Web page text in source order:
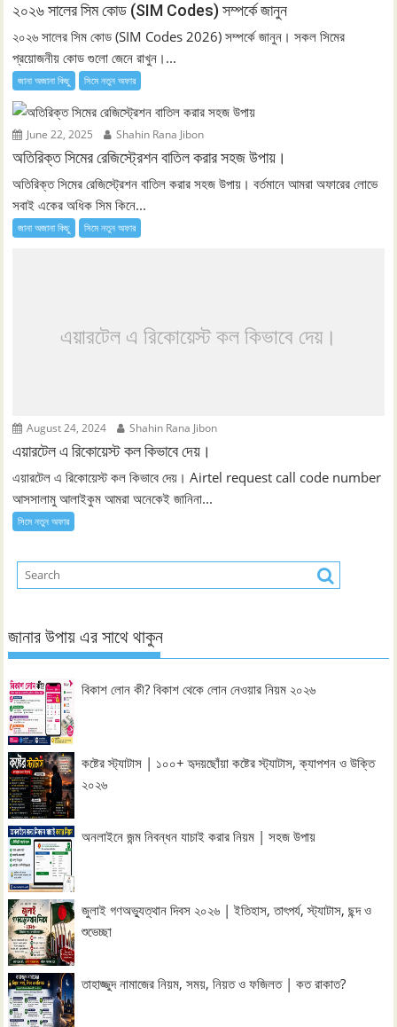
২০২৬ সালের সিম কোড (SIM Codes) সম্পর্কে জানুন
২০২৬ সালের সিম কোড (SIM Codes 2026) সম্পর্কে জানুন। সকল সিমের
প্রয়োজনীয় কোড গুলো জেনে রাখুন।...
জানা অজানা কিছু সিমে নতুন ‍অফার
June 22, 2025 Shahin Rana Jibon
অতিরিক্ত সিমের রেজিস্ট্রেশন বাতিল করার সহজ উপায়।
অতিরিক্ত সিমের রেজিস্ট্রেশন বাতিল করার সহজ উপায়। বর্তমানে আমরা অফারের লোভে
সবাই একের অধিক সিম কিনে...
জানা অজানা কিছু সিমে নতুন ‍অফার
এয়ারটেল এ রিকোয়েস্ট কল কিভাবে দেয়।
August 24, 2024 Shahin Rana Jibon
এয়ারটেল এ রিকোয়েস্ট কল কিভাবে দেয়।
এয়ারটেল এ রিকোয়েস্ট কল কিভাবে দেয়। Airtel request call code number
আসসালামু আলাইকুম আমরা অনেকেই জানিনা...
সিমে নতুন ‍অফার
জানার উপায় এর সাথে থাকুন
বিকাশ লোন কী? বিকাশ থেকে লোন নেওয়ার নিয়ম ২০২৬
কষ্টের স্ট্যাটাস | ১০০+ হৃদয়ছোঁয়া কষ্টের স্ট্যাটাস, ক্যাপশন ও উক্তি
২০২৬
অনলাইনে জন্ম নিবন্ধন যাচাই করার নিয়ম | সহজ উপায়
জুলাই গণঅভ্যুত্থান দিবস ২০২৬ | ইতিহাস, তাৎপর্য, স্ট্যাটাস, ছন্দ ও
শুভেচ্ছা
তাহাজ্জুদ নামাজের নিয়ম, সময়, নিয়ত ও ফজিলত | কত রাকাত?